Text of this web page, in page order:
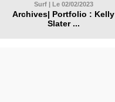
Surf | Le 02/02/2023
Archives| Portfolio : Kelly
Slater ...